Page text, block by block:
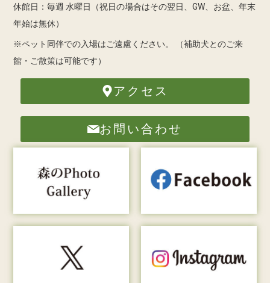
休館日：毎週 水曜日（祝日の場合はその翌日、GW、お盆、年末
年始は無休）
※ペット同伴での入場はご遠慮ください。
（補助犬とのご来
館・ご散策は可能です）
アクセス
お問い合わせ